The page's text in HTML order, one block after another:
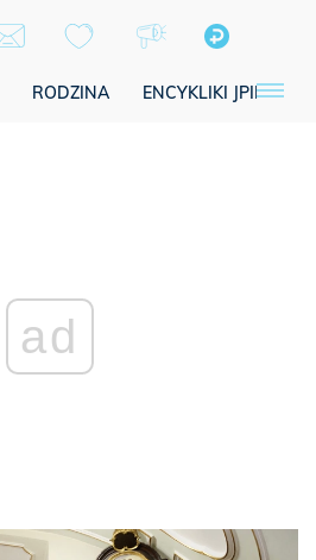
RODZINA ENCYKLIKI JPII
ad